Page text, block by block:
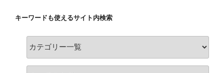
キーワードも使えるサイト内検索